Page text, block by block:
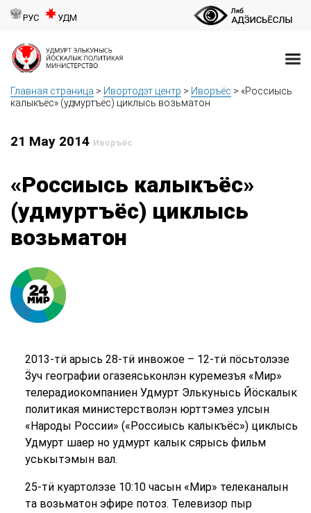
РУС УДМ
Главная страница > Ивортодэт центр > Иворъёс > «Россиысь
калыкъёс» (удмуртъёс) циклысь возьматон
21 May 2014 Иворъёс
«Россиысь калыкъёс»
(удмуртъёс) циклысь
возьматон
2013-тӥ арысь 28-тӥ инвожое – 12-тӥ пӧсьтолэзе
Ӟуч географии огазеяськонлэн куремезъя «Мир»
телерадиокомпаниен Удмурт Элькунысь Йӧскалык
политикая министерстволэн юрттэмез улсын
«Народы России» («Россиысь калыкъёс») циклысь
Удмурт шаер но удмурт калык сярысь фильм
уськытэмын вал.
25-тӥ куартолэзе 10:10 часын «Мир» телеканалын
та возьматон эфире потоз. Телевизор пыр